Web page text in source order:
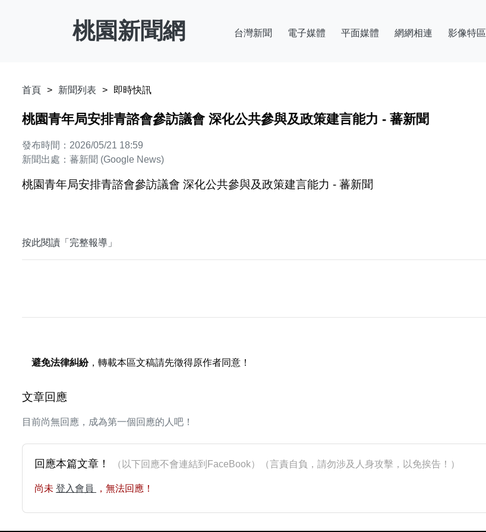
桃園新聞網 台灣新聞 電子媒體 平面媒體 網網相連 影像特區
首頁 新聞列表 即時快訊
桃園青年局安排青諮會參訪議會 深化公共參與及政策建言能力 - 蕃新聞
發布時間：2026/05/21 18:59
新聞出處：蕃新聞 (Google News)
桃園青年局安排青諮會參訪議會 深化公共參與及政策建言能力 - 蕃新聞
按此閱讀「完整報導」
避免法律糾紛，轉載本區文稿請先徵得原作者同意！
文章回應
目前尚無回應，成為第一個回應的人吧！
回應本篇文章！ （以下回應不會連結到FaceBook）（言責自負，請勿涉及人身攻擊，以免挨告！）
尚未 登入會員 ，無法回應！